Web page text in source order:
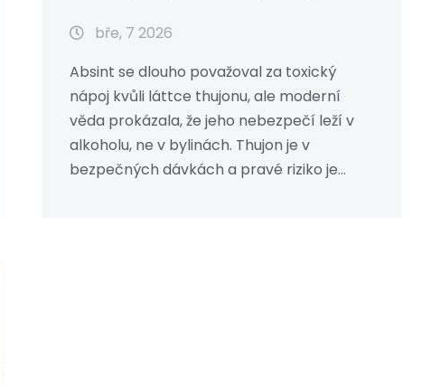
bře, 7 2026
Absint se dlouho považoval za toxický
nápoj kvůli láttce thujonu, ale moderní
věda prokázala, že jeho nebezpečí leží v
alkoholu, ne v bylinách. Thujon je v
bezpečných dávkách a pravé riziko je